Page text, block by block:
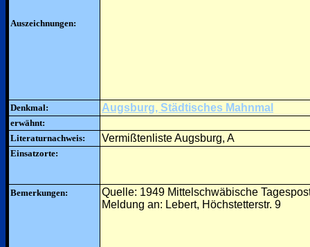
Auszeichnungen:
Denkmal: Augsburg, Städtisches Mahnmal
erwähnt:
Literaturnachweis:
Vermißtenliste Augsburg, A
Einsatzorte:
Bemerkungen:
Quelle: 1949 Mittelschwäbische
Meldung an: Lebert, Höchstetterstr. 9